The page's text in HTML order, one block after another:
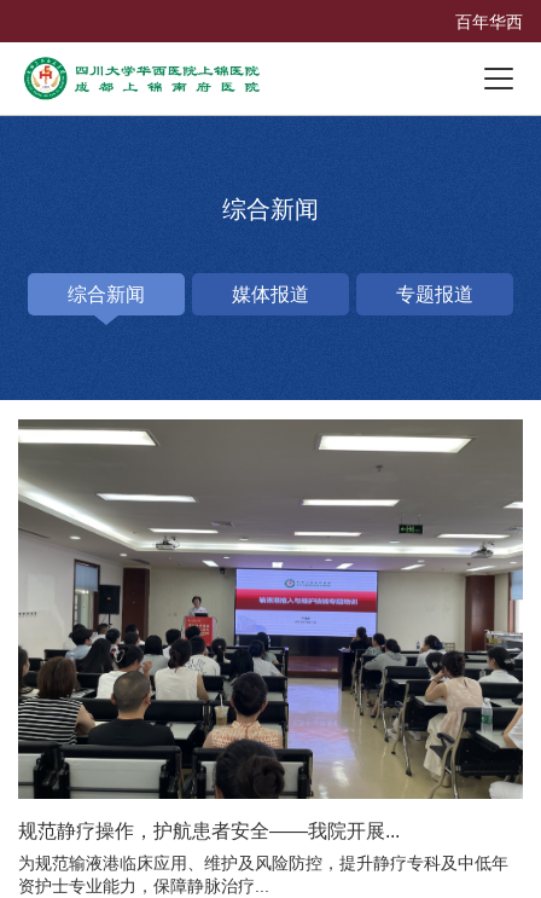
百年华西
综合新闻
综合新闻 媒体报道 专题报道
规范静疗操作，护航患者安全——我院开展...
为规范输液港临床应用、维护及风险防控，提升静疗专科及中低年
资护士专业能力，保障静脉治疗...